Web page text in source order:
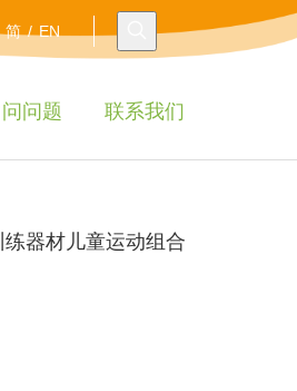
简 / EN
问题 联系我们
器材儿童运动组合